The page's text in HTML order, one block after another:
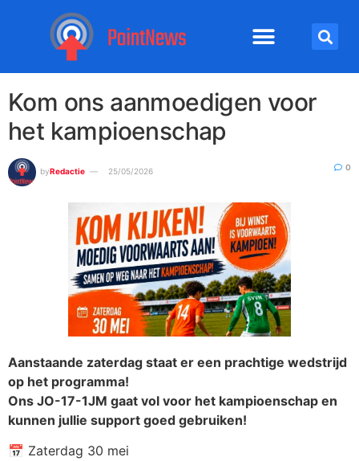
Kom ons aanmoedigen voor
het kampioenschap
byRedactie 25/05/2026 0
Aanstaande zaterdag staat er een prachtige wedstrijd
op het programma!
Ons JO-17-1JM gaat vol voor het kampioenschap en
kunnen jullie support goed gebruiken!
📅 Zaterdag 30 mei